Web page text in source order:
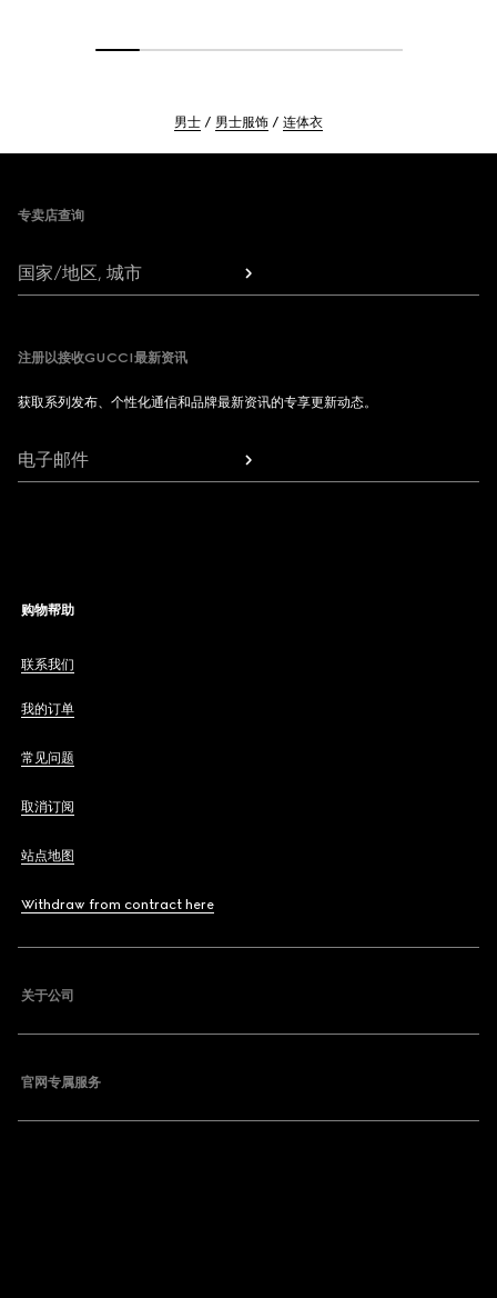
男士 男士服饰 连体衣
专卖店查询
国家/地区, 城市
注册以接收GUCCI最新资讯
获取系列发布、个性化通信和品牌最新资讯的专享更新动态。
电子邮件
购物帮助
联系我们
我的订单
常见问题
取消订阅
站点地图
Withdraw from contract here
关于公司
官网专属服务